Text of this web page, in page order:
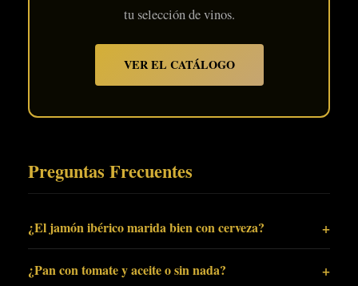
tu selección de vinos.
VER EL CATÁLOGO
Preguntas Frecuentes
¿El jamón ibérico marida bien con cerveza?
¿Pan con tomate y aceite o sin nada?